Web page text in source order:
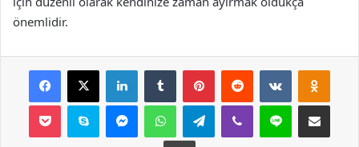
önemlidir.
Facebook
X LinkedInTumblr PinterestReddit VKontakte
Pocket Skype MessengerWhatsAppTelegramViber Line E-Posta ile
Yazdır